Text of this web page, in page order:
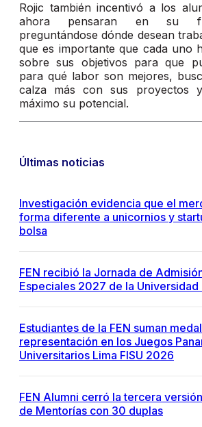
Rojic también incentivó a los
ahora pensaran en su
preguntándose dónde desean
que es importante que cada uno
sobre sus objetivos para que
para qué labor son mejores,
calza más con sus proyectos
máximo su potencial.
Últimas noticias
Investigación evidencia que el
forma diferente a unicornios y
bolsa
FEN recibió la Jornada de
Especiales 2027 de la Universidad
Estudiantes de la FEN suman
representación en los Juegos
Universitarios Lima FISU 2026
FEN Alumni cerró la tercera
de Mentorías con 30 duplas